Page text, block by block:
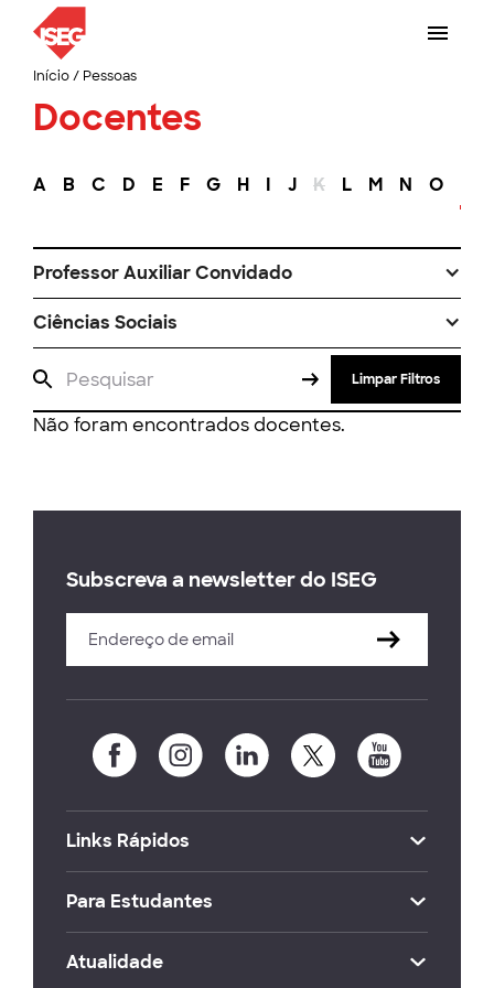
Início/ Pessoas
Docentes
A B C D E F G H I J K L M N O
Professor Auxiliar Convidado
Ciências Sociais
Limpar Filtros
Não foram encontrados docentes.
Subscreva a newsletter do ISEG
Links Rápidos
Para Estudantes
Atualidade